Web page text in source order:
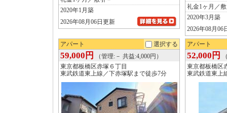
2020年1月築
2026年08月06日更新
礼金1ヶ月／
2020年3月築
2026年08月06
アパート 選択する
59,000円
（管理:－ 共益:4,000円）
東京都板橋区赤塚６丁目
東武鉄道東上線／下赤塚駅まで徒歩7分
アパート
52,000円
東京都板橋区
東武鉄道東上